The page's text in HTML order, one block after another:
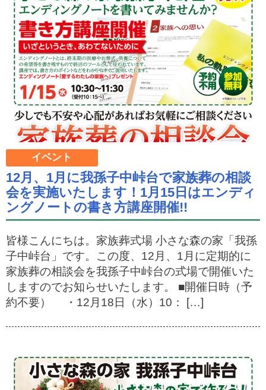
イベント
12月、1月に我孫子中峠台で家族葬の相談
会を実施いたします！1月15日はエンディ
ングノートの書き方講座開催!!
皆様こんにちは。家族葬式場 小さな森の家「我孫
子中峠台」です。この度、12月、1月に定期的に
家族葬の相談会を我孫子中峠台の式場で開催いた
しますのでお知らせいたします。 ■開催日時（予
約不要） ・12月18日（水）10： […]